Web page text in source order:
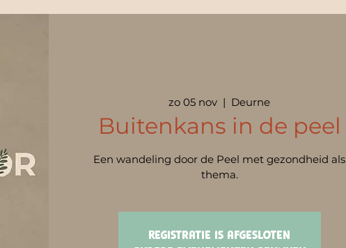
zo 05 nov
  |
Deurne
Buitenkans in de peel
Een wandeling door de Peel met gezondheid als
thema.
Registratie is afgesloten